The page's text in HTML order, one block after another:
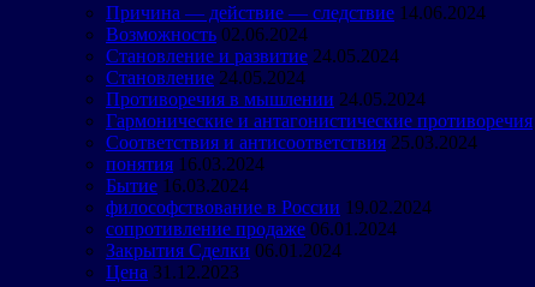
Причина — действие — следствие 14.06.2024
Возможность 02.06.2024
Становление и развитие 24.05.2024
Становление 24.05.2024
Противоречия в мышлении 24.05.2024
Гармонические и антагонистические противоречия
Соответствия и антисоответствия 25.03.2024
понятия 16.03.2024
Бытие 16.03.2024
философствование в России 19.02.2024
сопротивление продаже 06.01.2024
Закрытия Сделки 06.01.2024
Цена 31.12.2023